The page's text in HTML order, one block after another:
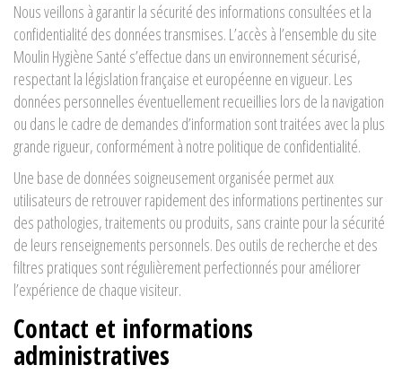
Nous veillons à garantir la sécurité des informations consultées et la
confidentialité des données transmises. L’accès à l’ensemble du site
Moulin Hygiène Santé s’effectue dans un environnement sécurisé,
respectant la législation française et européenne en vigueur. Les
données personnelles éventuellement recueillies lors de la navigation
ou dans le cadre de demandes d’information sont traitées avec la plus
grande rigueur, conformément à notre politique de confidentialité.
Une base de données soigneusement organisée permet aux
utilisateurs de retrouver rapidement des informations pertinentes sur
des pathologies, traitements ou produits, sans crainte pour la sécurité
de leurs renseignements personnels. Des outils de recherche et des
filtres pratiques sont régulièrement perfectionnés pour améliorer
l’expérience de chaque visiteur.
Contact et informations
administratives